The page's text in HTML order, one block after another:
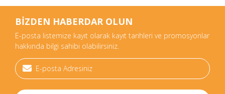
BİZDEN HABERDAR OLUN
E-posta listemize kayıt olarak kayıt tarihleri ve promosyonlar
hakkında bilgi sahibi olabilirsiniz.